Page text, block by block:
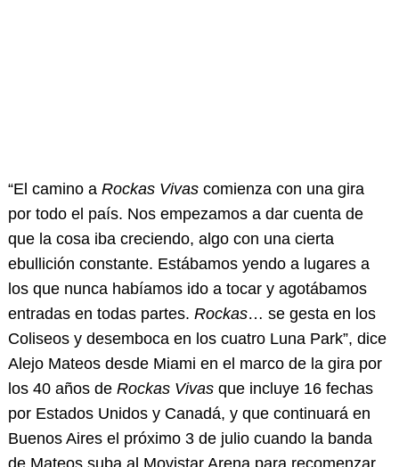
“El camino aRockas Vivascomienza con una gira
por todo el país. Nos empezamos a dar cuenta de
que la cosa iba creciendo, algo con una cierta
ebullición constante. Estábamos yendo a lugares a
los que nunca habíamos ido a tocar y agotábamos
entradas en todas partes. Rockas… se gesta en los
Coliseos y desemboca en los cuatro Luna Park”, dice
Alejo Mateos desde Miami en el marco de la gira por
los 40 años de Rockas Vivasque incluye 16 fechas
por Estados Unidos y Canadá, y que continuará en
Buenos Aires el próximo 3 de julio cuando la banda